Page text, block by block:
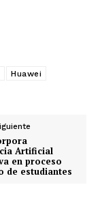
Huawei
Artificial
en proceso
de estudiantes